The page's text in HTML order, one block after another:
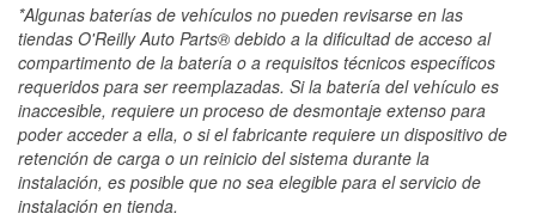
*Algunas baterías de vehículos no pueden revisarse en las
tiendas O'Reilly Auto Parts® debido a la dificultad de acceso al
compartimento de la batería o a requisitos técnicos específicos
requeridos para ser reemplazadas. Si la batería del vehículo es
inaccesible, requiere un proceso de desmontaje extenso para
poder acceder a ella, o si el fabricante requiere un dispositivo de
retención de carga o un reinicio del sistema durante la
instalación, es posible que no sea elegible para el servicio de
instalación en tienda.